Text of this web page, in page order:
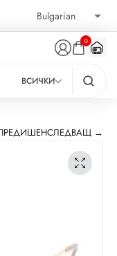
0
ВСИЧКИ
СЛЕДВАЩ →